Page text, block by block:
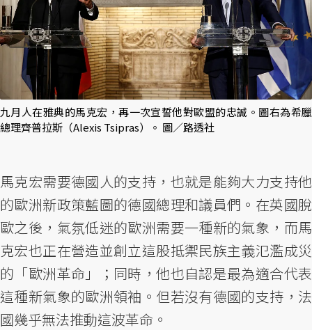
九月人在雅典的馬克宏，再一次宣誓他對歐盟的忠誠。圖右為希臘
總理齊普拉斯（Alexis Tsipras）。 圖／路透社
馬克宏需要德國人的支持，也就是能夠大力支持他
的歐洲新政策藍圖的德國總理和議員們。在英國脫
歐之後，氣氛低迷的歐洲需要一種新的氣象，而馬
克宏也正在營造並創立這股抵禦民族主義氾濫成災
的「歐洲革命」；同時，他也自認是最為適合代表
這種新氣象的歐洲領袖。但若沒有德國的支持，法
國幾乎無法推動這波革命。